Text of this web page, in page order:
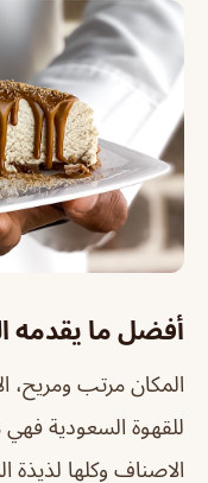
أفضل ما يقدمه
المكان مرتب ومريح،
للقهوة السعودية
الاصناف وكلها